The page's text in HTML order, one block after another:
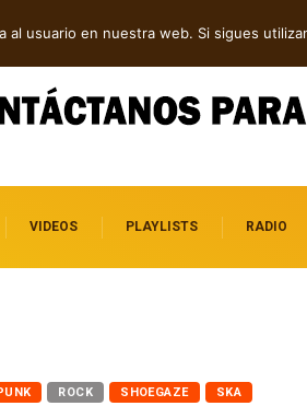
VIDEOS PLAYLISTS RADIO
ROCK SHOEGAZE SKA
al usuario en nuestra web. Si sigues